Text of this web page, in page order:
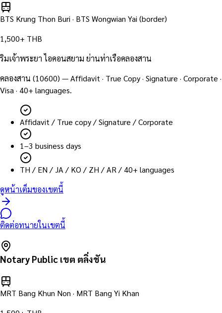
BTS Krung Thon Buri · BTS Wongwian Yai (border)
1,500+ THB
ริมเจ้าพระยา ไอคอนสยาม ย่านท่าเรือคลองสาน
คลองสาน (10600) — Affidavit · True Copy · Signature · Corporate ·
Visa · 40+ languages.
Affidavit / True copy / Signature / Corporate
1–3 business days
TH / EN / JA / KO / ZH / AR / 40+ languages
ดูหน้าเต็มของเขตนี้
ติดต่อทนายในเขตนี้
Notary Public เขต ตลิ่งชัน
MRT Bang Khun Non · MRT Bang Yi Khan